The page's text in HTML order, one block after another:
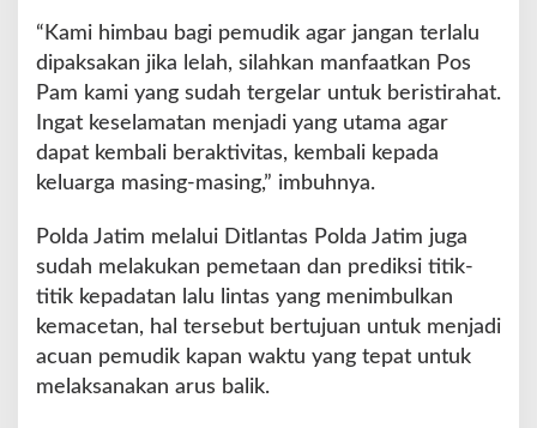
“Kami himbau bagi pemudik agar jangan terlalu
dipaksakan jika lelah, silahkan manfaatkan Pos
Pam kami yang sudah tergelar untuk beristirahat.
Ingat keselamatan menjadi yang utama agar
dapat kembali beraktivitas, kembali kepada
keluarga masing-masing,” imbuhnya.
Polda Jatim melalui Ditlantas Polda Jatim juga
sudah melakukan pemetaan dan prediksi titik-
titik kepadatan lalu lintas yang menimbulkan
kemacetan, hal tersebut bertujuan untuk menjadi
acuan pemudik kapan waktu yang tepat untuk
melaksanakan arus balik.